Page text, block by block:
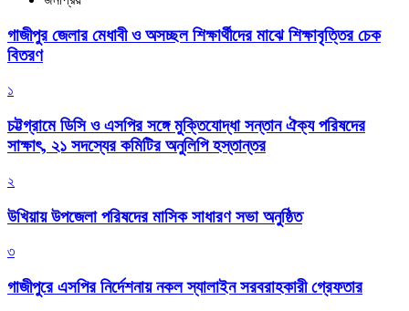
গাজীপুর জেলার মেধাবী ও অসচ্ছল শিক্ষার্থীদের মাঝে শিক্ষাবৃত্তির চেক
বিতরণ
১
চট্টগ্রামে ডিসি ও এসপির সঙ্গে মুক্তিযোদ্ধা সন্তান ঐক্য পরিষদের
সাক্ষাৎ, ২১ সদস্যের কমিটির অনুলিপি হস্তান্তর
২
উখিয়ায় উপজেলা পরিষদের মাসিক সাধারণ সভা অনুষ্ঠিত
৩
গাজীপুরে এসপির নির্দেশনায় নকল স্যালাইন সরবরাহকারী গ্রেফতার